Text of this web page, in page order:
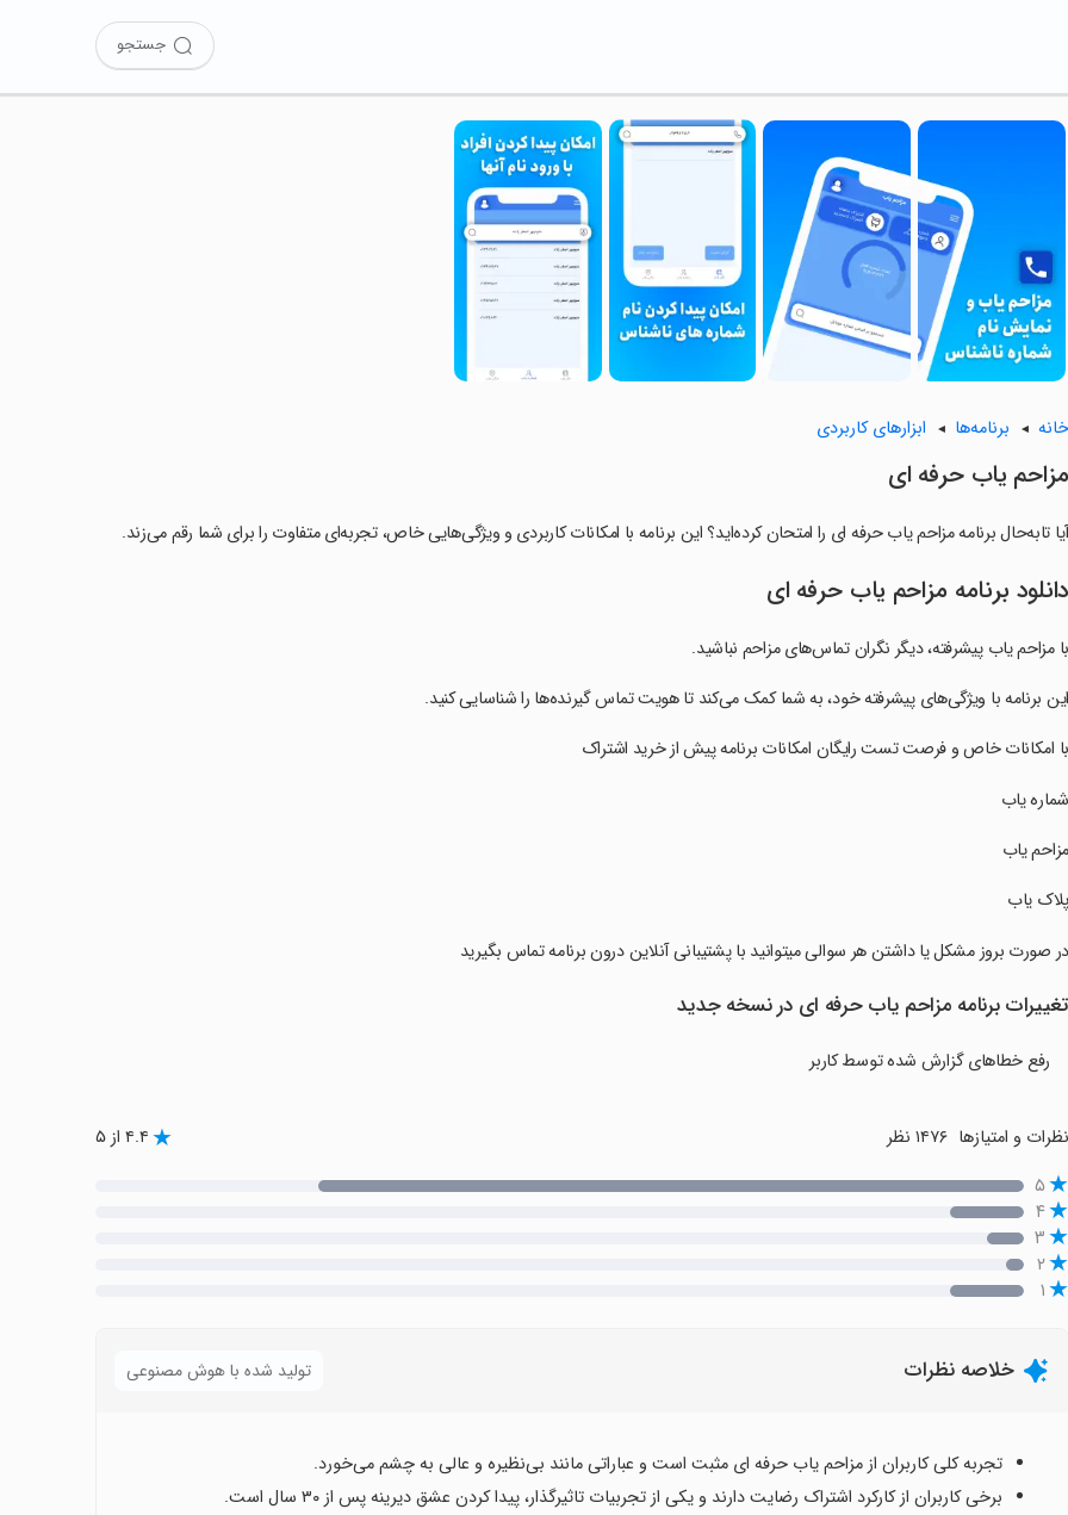
جستجو
خانه برنامه‌ها ابزارهای کاربردی
‏مزاحم یاب حرفه ای
آیا تابه‌حال برنامه ‏مزاحم یاب حرفه ای را امتحان کرده‌اید؟ این برنامه با امکانات کاربردی و ویژگی‌هایی خاص، تجربه‌ای متفاوت را برای شما رقم می‌زند.
دانلود برنامه ‏مزاحم یاب حرفه ای
‏با مزاحم یاب پیشرفته، دیگر نگران تماس‌های مزاحم نباشید.
‏این برنامه با ویژگی‌های پیشرفته خود، به شما کمک می‌کند تا هویت تماس گیرنده‌ها را شناسایی کنید.
‏با امکانات خاص و فرصت تست رایگان امکانات برنامه پیش از خرید اشتراک
‏شماره یاب
‏مزاحم یاب
‏پلاک یاب
‏در صورت بروز مشکل یا داشتن هر سوالی میتوانید با پشتیبانی آنلاین درون برنامه تماس بگیرید
تغییرات برنامه ‏مزاحم یاب حرفه ای در نسخه جدید
رفع خطاهای گزارش شده توسط کاربر
نظرات و امتیازها ۱۴۷۶ نظر ۴.۴ از ۵
۵
۴
۳
۲
۱
خلاصه نظرات تولید شده با هوش مصنوعی
تجربه کلی کاربران از مزاحم یاب حرفه ای مثبت است و عباراتی مانند بی‌نظیره و عالی به چشم می‌خورد.
برخی کاربران از کارکرد اشتراک رضایت دارند و یکی از تجربیات تاثیرگذار، پیدا کردن عشق دیرینه پس از ۳۰ سال است.